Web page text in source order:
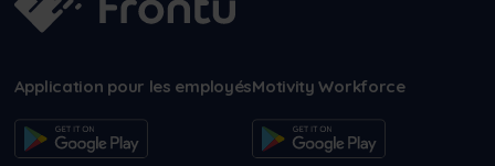
Application pour les employésMotivity Workforce